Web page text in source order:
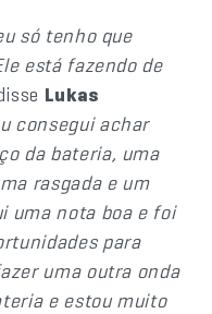
só tenho que
está fazendo de
Lukas
consegui achar
da bateria, uma
rasgada e um
uma nota boa e foi
para
uma outra onda
e estou muito